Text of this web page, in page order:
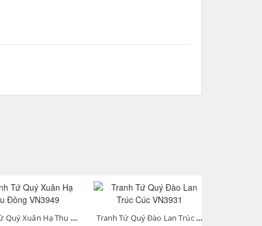
Tranh Tứ Quý Xuân Hạ Thu Đông VN3949 Tranh Tứ Quý Đào Lan Trúc Cúc VN3931 next